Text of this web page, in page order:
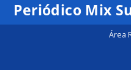
Periódico Mix
Área